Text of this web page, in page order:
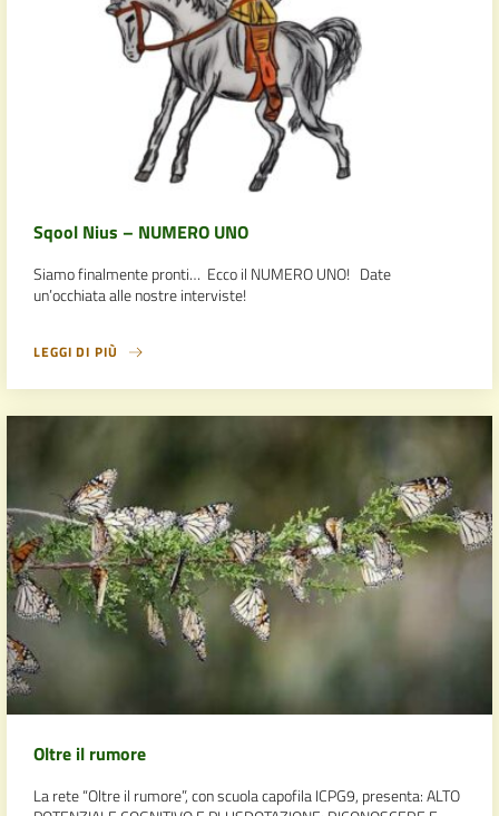
Sqool Nius – NUMERO UNO
Siamo finalmente pronti… Ecco il NUMERO UNO! Date
un’occhiata alle nostre interviste!
LEGGI DI PIÙ
Oltre il rumore
La rete “Oltre il rumore”, con scuola capofila ICPG9, presenta: ALTO